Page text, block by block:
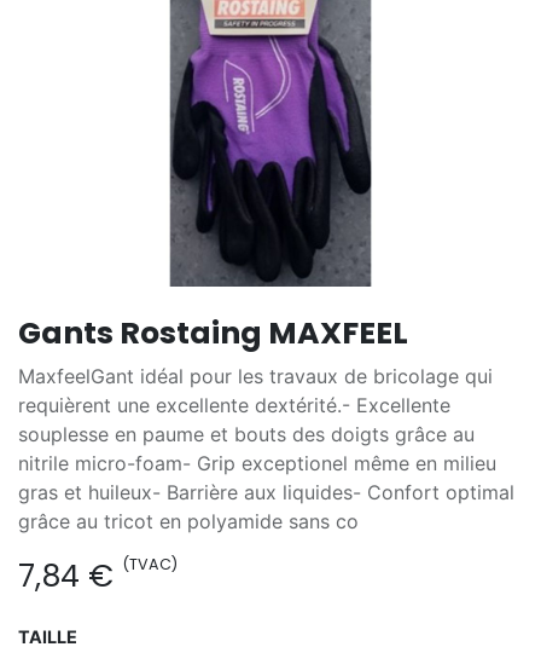
Gants Rostaing MAXFEEL
MaxfeelGant idéal pour les travaux de bricolage qui
requièrent une excellente dextérité.- Excellente
souplesse en paume et bouts des doigts grâce au
nitrile micro-foam- Grip exceptionel même en milieu
gras et huileux- Barrière aux liquides- Confort optimal
grâce au tricot en polyamide sans co
7,84 € (TVAC)
TAILLE